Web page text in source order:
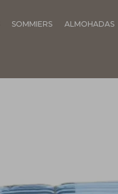
SOMMIERS ALMOHADAS